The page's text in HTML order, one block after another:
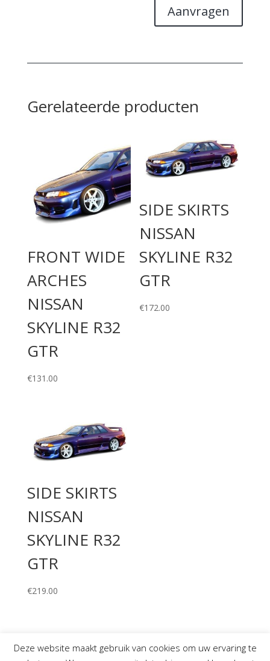
Aanvragen
Gerelateerde producten
FRONT WIDE
ARCHES
NISSAN
SKYLINE R32
GTR
€131.00
SIDE SKIRTS
NISSAN
SKYLINE R32
GTR
€172.00
SIDE SKIRTS
NISSAN
SKYLINE R32
GTR
€219.00
Deze website maakt gebruik van cookies om uw ervaring te